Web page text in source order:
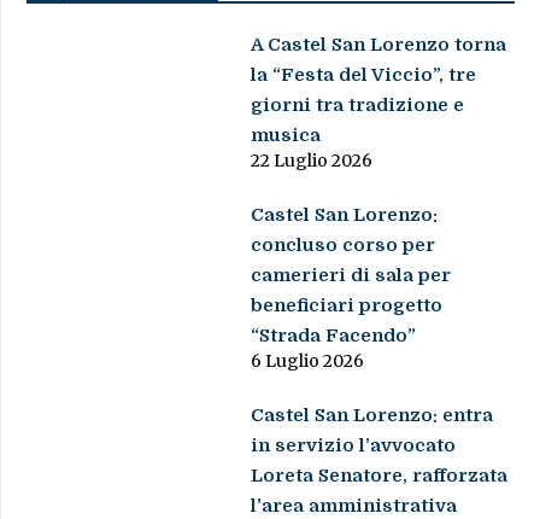
A Castel San Lorenzo torna
la “Festa del Viccio”, tre
giorni tra tradizione e
musica
22 Luglio 2026
Castel San Lorenzo:
concluso corso per
camerieri di sala per
beneficiari progetto
“Strada Facendo”
6 Luglio 2026
Castel San Lorenzo: entra
in servizio l’avvocato
Loreta Senatore, rafforzata
l’area amministrativa